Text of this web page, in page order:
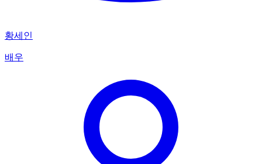
황세인
배우